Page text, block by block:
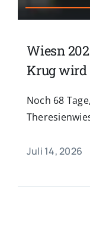
Wiesn
Krug wird
Noch 68
Juli 14, 2026